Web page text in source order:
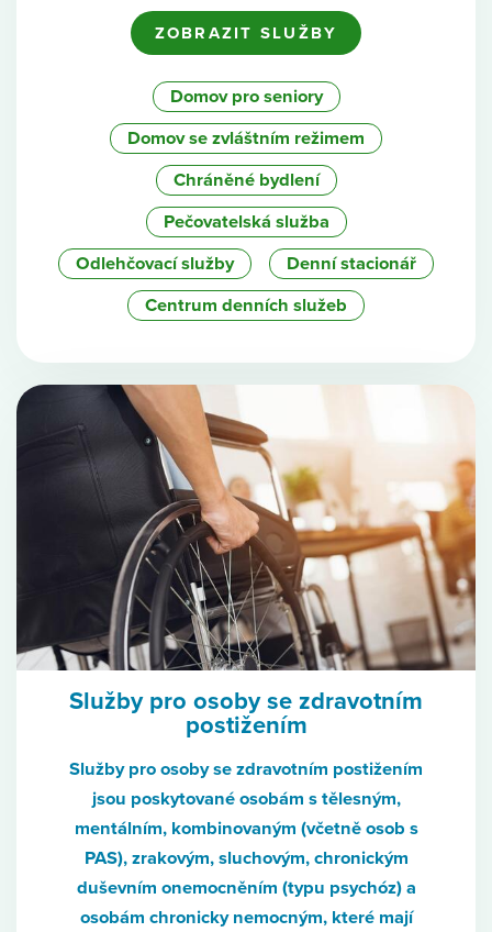
ZOBRAZIT SLUŽBY
Domov pro seniory
Domov se zvláštním režimem
Chráněné bydlení
Pečovatelská služba
Odlehčovací služby
Denní stacionář
Centrum denních služeb
Služby pro osoby se zdravotním
postižením
Služby pro osoby se zdravotním postižením
jsou poskytované osobám s tělesným,
mentálním, kombinovaným (včetně osob s
PAS), zrakovým, sluchovým, chronickým
duševním onemocněním (typu psychóz) a
osobám chronicky nemocným, které mají